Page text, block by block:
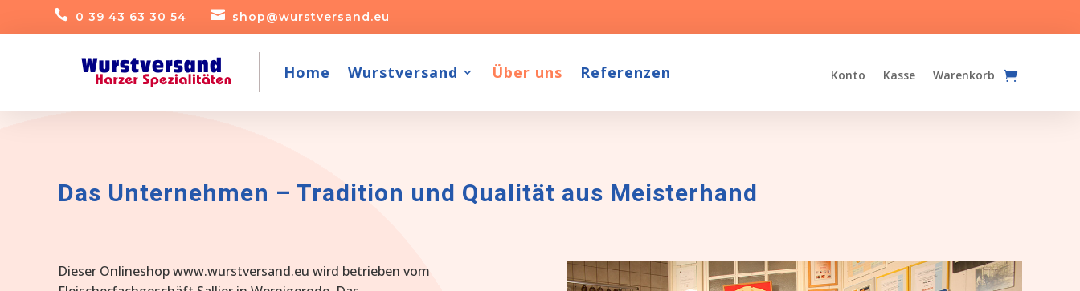
 0 39 43 63 30 54  shop@wurstversand.eu
Home Wurstversand Über uns Referenzen Konto Kasse Warenkorb
Das Unternehmen – Tradition und Qualität aus Meisterhand
Dieser Onlineshop www.wurstversand.eu wird betrieben vom